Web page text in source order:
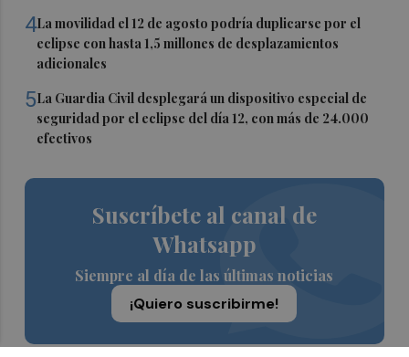
4La movilidad el 12 de agosto podría duplicarse por el
eclipse con hasta 1,5 millones de desplazamientos
adicionales
5La Guardia Civil desplegará un dispositivo especial de
seguridad por el eclipse del día 12, con más de 24.000
efectivos
Suscríbete al canal de
Whatsapp
Siempre al día de las últimas noticias
¡Quiero suscribirme!